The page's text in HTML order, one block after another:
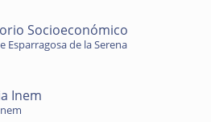
Socioeconómico
Esparragosa de la Serena
Inem